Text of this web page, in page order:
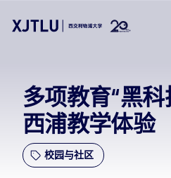
招生
科研
多项教育“黑
西浦教学体验
校园与社区